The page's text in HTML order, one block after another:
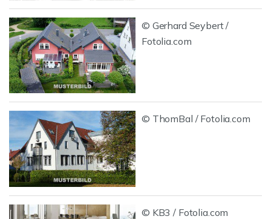
© Gerhard Seybert /
Fotolia.com
© ThomBal / Fotolia.com
© KB3 / Fotolia.com